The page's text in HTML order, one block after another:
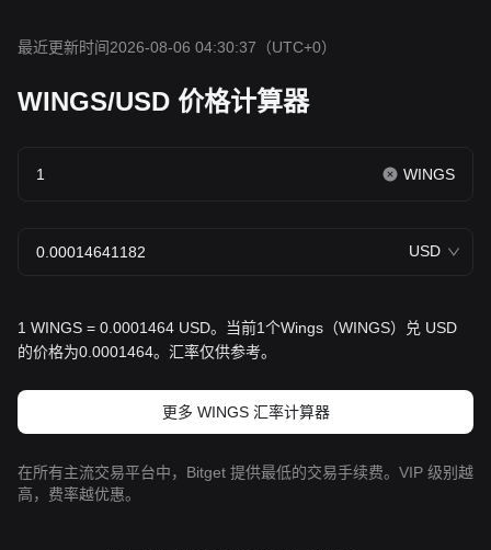
最近更新时间2026-08-06 04:30:37 （UTC+0）
WINGS/USD 价格计算器
WINGS
USD
1 WINGS = 0.0001464 USD。当前1个Wings（WINGS）兑 USD
的价格为0.0001464。汇率仅供参考。
更多 WINGS 汇率计算器
在所有主流交易平台中，Bitget 提供最低的交易手续费。VIP 级别越
高，费率越优惠。